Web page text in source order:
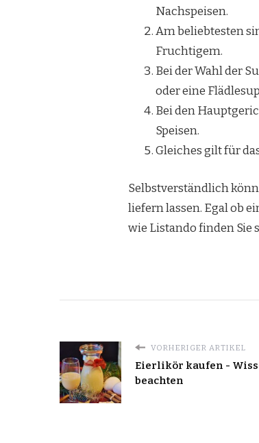
Nachspeisen.
Am beliebtesten
Fruchtigem.
Bei der Wahl der
oder eine
Bei den
Speisen.
Gleiches gilt für
Selbstverständlich
liefern lassen. Egal ob
wie Listando finden Sie
VORHERIGER ARTIKEL
Eierlikör kaufen -
beachten